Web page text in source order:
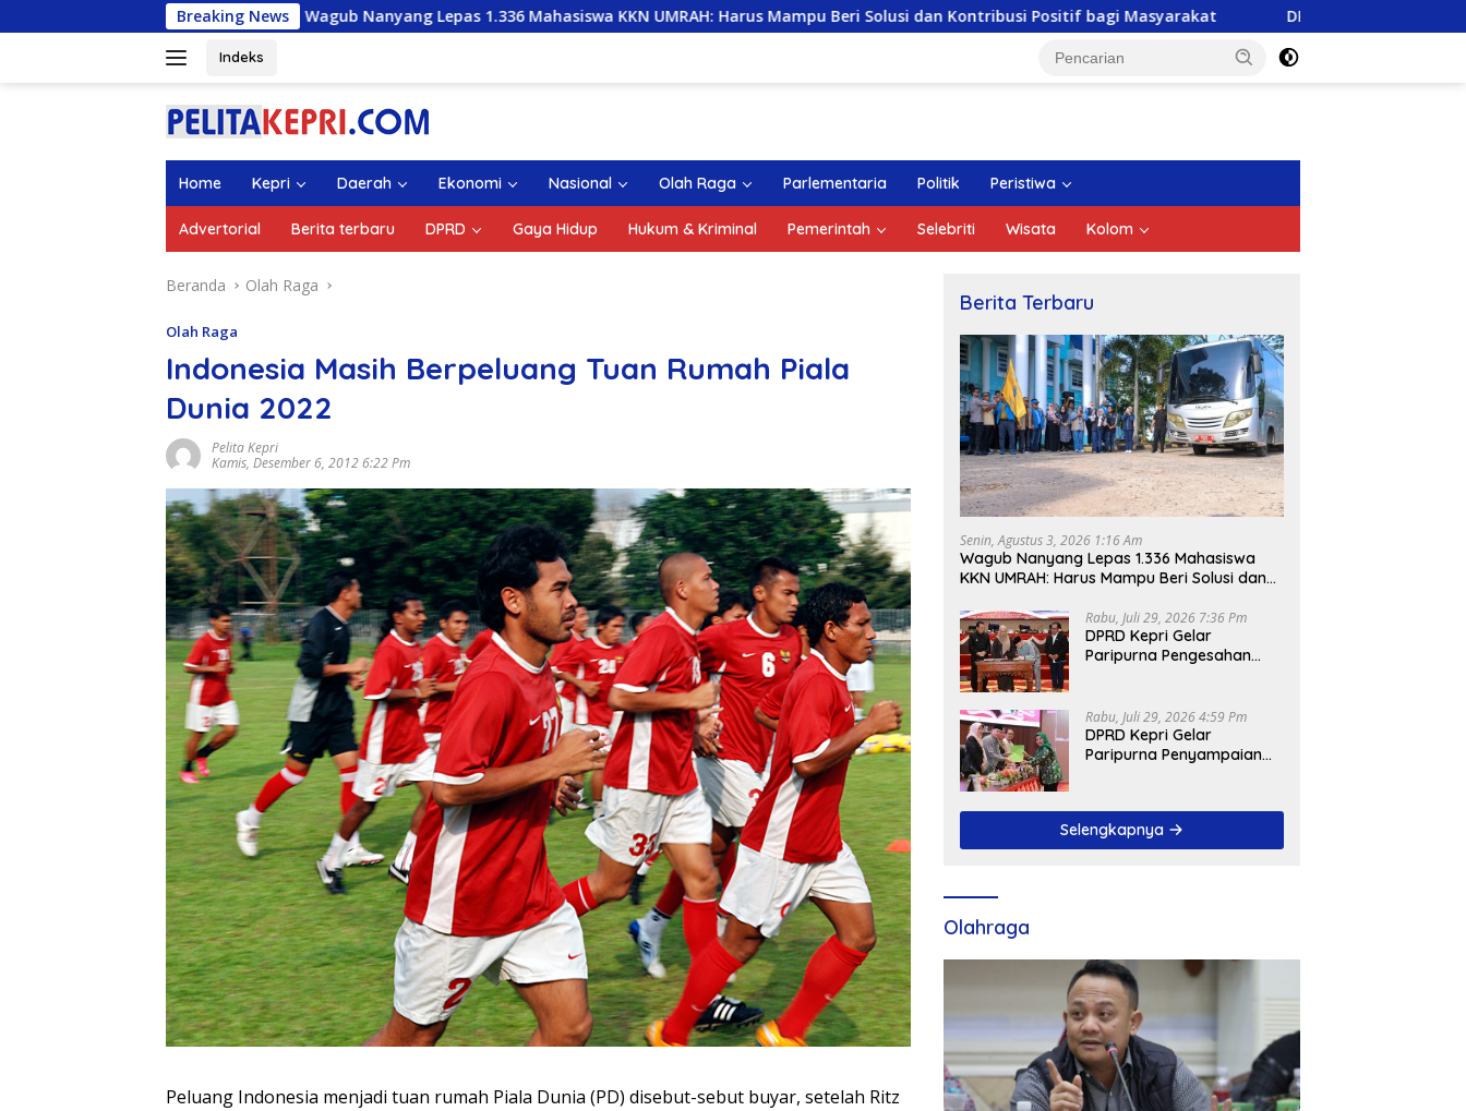
ke
Breaking News
Wagub Nanyang Lepas 1.336 Mahasiswa KKN UMRAH: Harus Mampu Beri Solusi dan Kontribusi Positif bagi Masyarakat DPRD Kepri Gelar Paripurna Pengesahan
Indeks
Home Kepri Daerah Ekonomi Nasional Olah Raga Parlementaria Politik Peristiwa
Advertorial Berita terbaru DPRD Gaya Hidup Hukum & Kriminal Pemerintah Selebriti Wisata Kolom
Beranda Olah Raga
Olah Raga
Indonesia Masih Berpeluang Tuan Rumah Piala
Dunia 2022
Pelita Kepri
Kamis, Desember 6, 2012 6:22 Pm
Peluang Indonesia menjadi tuan rumah Piala Dunia (PD) disebut-sebut buyar, setelah Ritz
Berita Terbaru
Senin, Agustus 3, 2026 1:16 Am
Wagub Nanyang Lepas 1.336 Mahasiswa
KKN UMRAH: Harus Mampu Beri Solusi dan
Rabu, Juli 29, 2026 7:36 Pm
DPRD Kepri Gelar
Paripurna Pengesahan
APBD 2025, Sejumlah
Rekomendasi Strategis
Disampaikan
Rabu, Juli 29, 2026 4:59 Pm
DPRD Kepri Gelar
Paripurna Penyampaian
Selengkapnya
Olahraga